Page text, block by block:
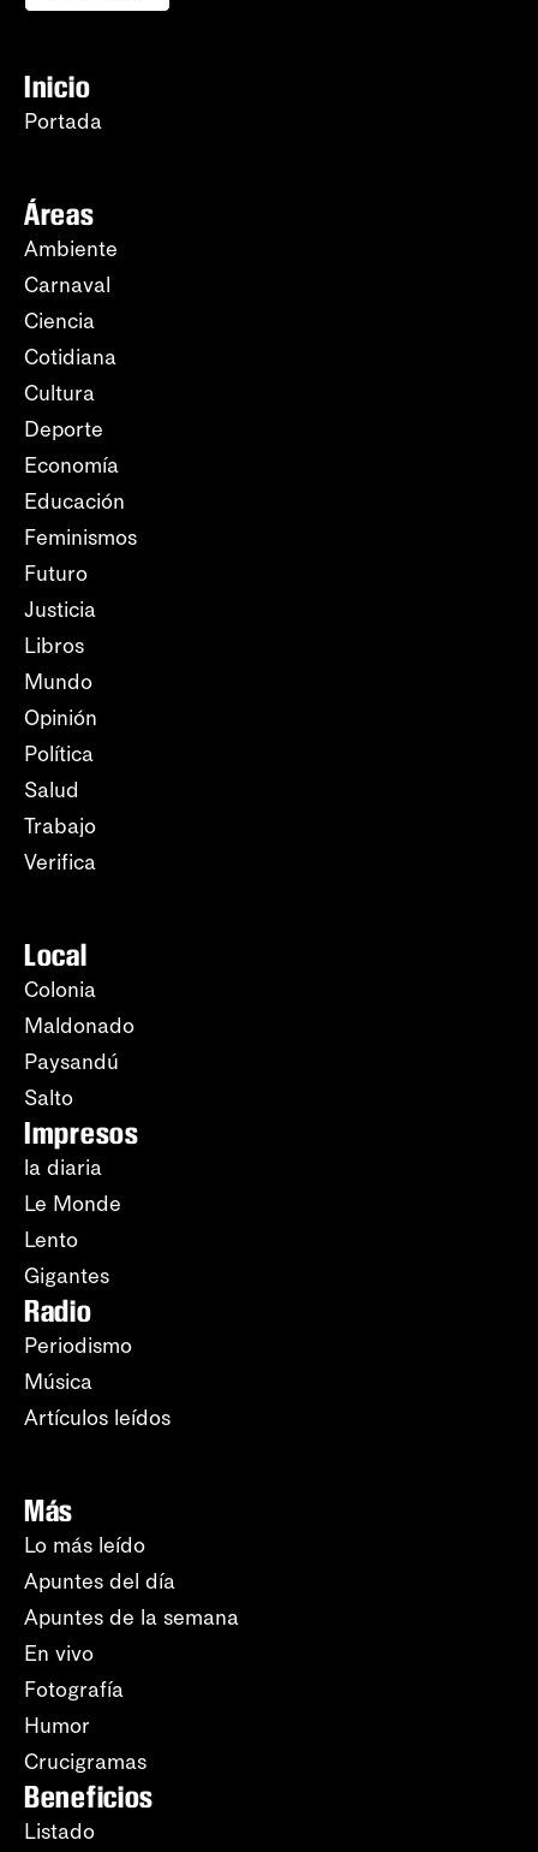
Inicio
Portada
Áreas
Ambiente
Carnaval
Ciencia
Cotidiana
Cultura
Deporte
Economía
Educación
Feminismos
Futuro
Justicia
Libros
Mundo
Opinión
Política
Salud
Trabajo
Verifica
Local
Colonia
Maldonado
Paysandú
Salto
Impresos
la diaria
Le Monde
Lento
Gigantes
Radio
Periodismo
Música
Artículos leídos
Más
Lo más leído
Apuntes del día
Apuntes de la semana
En vivo
Fotografía
Humor
Crucigramas
Beneficios
Listado